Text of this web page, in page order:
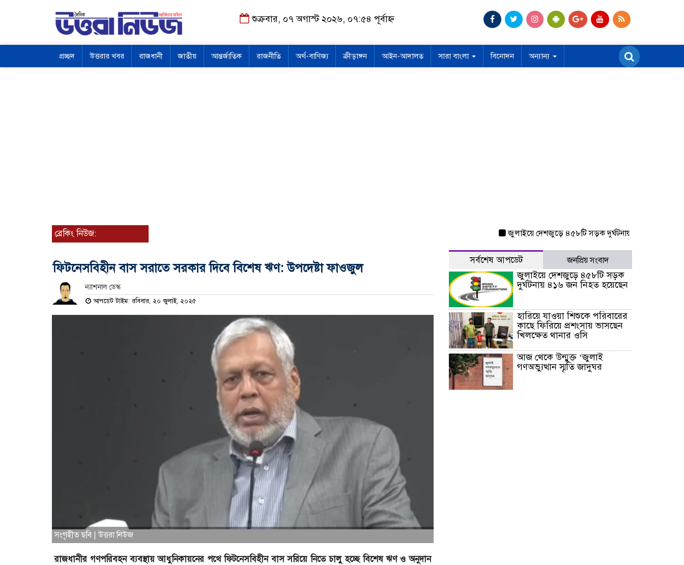
শুক্রবার, ০৭ অগাস্ট ২০২৬, ০৭:৫৪ পূর্বাহ্ন
প্রচ্ছদ উত্তরার খবর রাজধানী জাতীয় আন্তর্জাতিক রাজনীতি অর্থ-বাণিজ্য ক্রীড়াঙ্গন আইন-আদালত সারা বাংলা বিনোদন অন্যান্য
ব্রেকিং নিউজ: জুলাইয়ে দেশজুড়ে ৪৫৮টি সড়ক দুর্ঘটনায় ৪১৬ জন নিহত
ফিটনেসবিহীন বাস সরাতে সরকার দিবে বিশেষ ঋণ: উপদেষ্টা ফাওজুল
ন্যাশনাল ডেস্ক
আপডেট টাইম: রবিবার, ২০ জুলাই, ২০২৫
সংগৃহীত ছবি | উত্তরা নিউজ
রাজধানীর গণপরিবহন ব্যবস্থায় আধুনিকায়নের পথে ফিটনেসবিহীন বাস সরিয়ে নিতে চালু হচ্ছে বিশেষ ঋণ ও অনুদান
সর্বশেষ আপডেট জনপ্রিয় সংবাদ
জুলাইয়ে দেশজুড়ে ৪৫৮টি সড়ক
দুর্ঘটনায় ৪১৬ জন নিহত হয়েছেন
হারিয়ে যাওয়া শিশুকে পরিবারের
কাছে ফিরিয়ে প্রশংসায় ভাসছেন
খিলক্ষেত থানার ওসি
আজ থেকে উন্মুক্ত ‘জুলাই
গণঅভ্যুত্থান স্মৃতি জাদুঘর